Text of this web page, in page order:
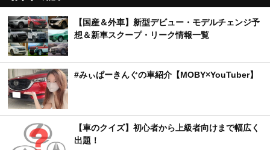
【国産＆外車】新型デビュー・モデルチェンジ予
想＆新車スクープ・リーク情報一覧
#みぃぱーきんぐの車紹介【MOBY×YouTuber】
【車のクイズ】初心者から上級者向けまで幅広く
出題！